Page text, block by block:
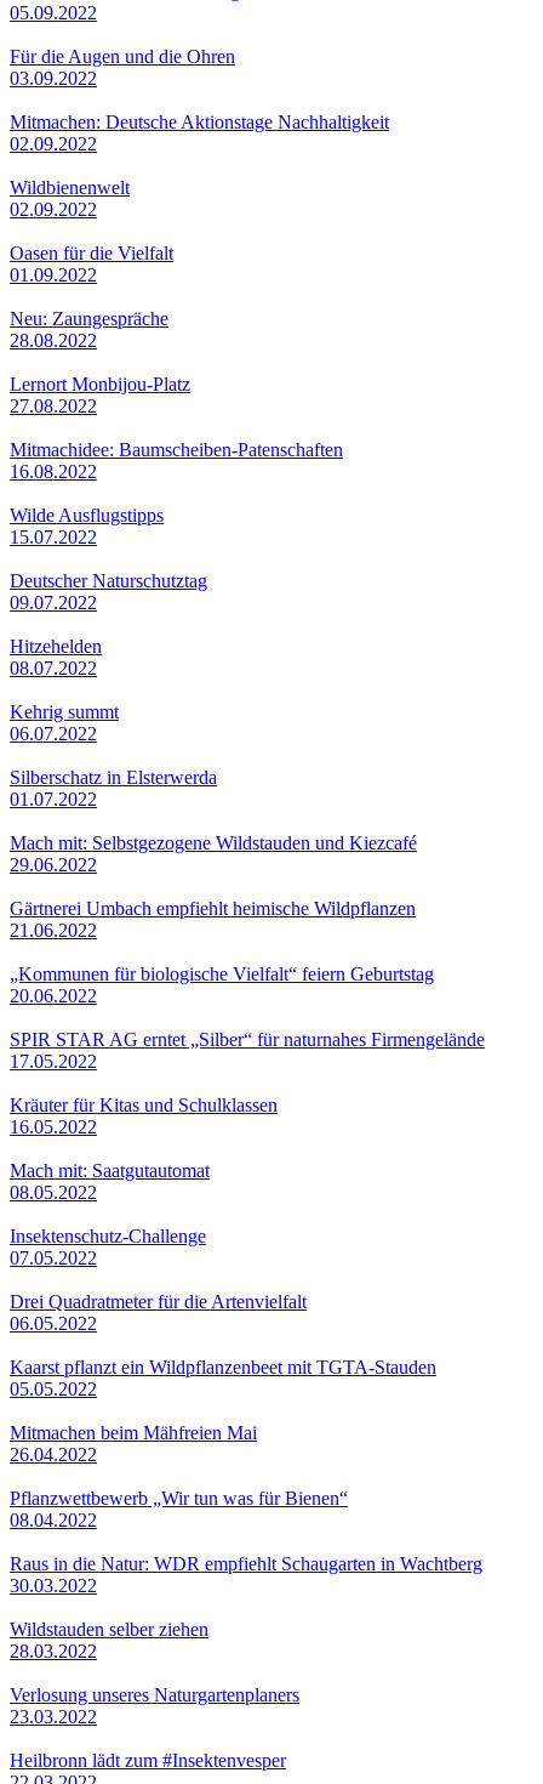
05.09.2022
Für die Augen und die Ohren
03.09.2022
Mitmachen: Deutsche Aktionstage Nachhaltigkeit
02.09.2022
Wildbienenwelt
02.09.2022
Oasen für die Vielfalt
01.09.2022
Neu: Zaungespräche
28.08.2022
Lernort Monbijou-Platz
27.08.2022
Mitmachidee: Baumscheiben-Patenschaften
16.08.2022
Wilde Ausflugstipps
15.07.2022
Deutscher Naturschutztag
09.07.2022
Hitzehelden
08.07.2022
Kehrig summt
06.07.2022
Silberschatz in Elsterwerda
01.07.2022
Mach mit: Selbstgezogene Wildstauden und Kiezcafé
29.06.2022
Gärtnerei Umbach empfiehlt heimische Wildpflanzen
21.06.2022
„Kommunen für biologische Vielfalt“ feiern Geburtstag
20.06.2022
SPIR STAR AG erntet „Silber“ für naturnahes Firmengelände
17.05.2022
Kräuter für Kitas und Schulklassen
16.05.2022
Mach mit: Saatgutautomat
08.05.2022
Insektenschutz-Challenge
07.05.2022
Drei Quadratmeter für die Artenvielfalt
06.05.2022
Kaarst pflanzt ein Wildpflanzenbeet mit TGTA-Stauden
05.05.2022
Mitmachen beim Mähfreien Mai
26.04.2022
Pflanzwettbewerb „Wir tun was für Bienen“
08.04.2022
Raus in die Natur: WDR empfiehlt Schaugarten in Wachtberg
30.03.2022
Wildstauden selber ziehen
28.03.2022
Verlosung unseres Naturgartenplaners
23.03.2022
Heilbronn lädt zum #Insektenvesper